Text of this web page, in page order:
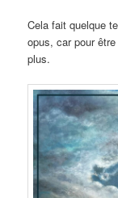
Cela fait quelque
opus, car pour
plus.